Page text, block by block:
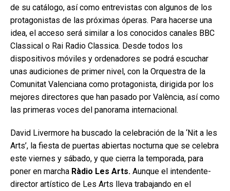
de su catálogo, así como entrevistas con algunos de los
protagonistas de las próximas óperas. Para hacerse una
idea, el acceso será similar a los conocidos canales BBC
Classical o Rai Radio Classica. Desde todos los
dispositivos móviles y ordenadores se podrá escuchar
unas audiciones de primer nivel, con la Orquestra de la
Comunitat Valenciana como protagonista, dirigida por los
mejores directores que han pasado por València, así como
las primeras voces del panorama internacional.
David Livermore ha buscado la celebración de la ‘Nit a les
Arts’, la fiesta de puertas abiertas nocturna que se celebra
este viernes y sábado, y que cierra la temporada, para
poner en marcha Ràdio Les Arts. Aunque el intendente-
director artístico de Les Arts lleva trabajando en el